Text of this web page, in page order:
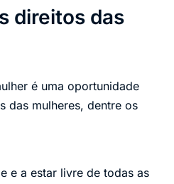
direitos das
é uma oportunidade
das mulheres, dentre os
e a estar livre de todas as